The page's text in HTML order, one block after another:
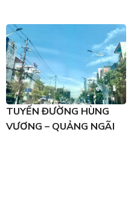
TUYẾN ĐƯỜNG HÙNG
VƯƠNG – QUẢNG NGÃI